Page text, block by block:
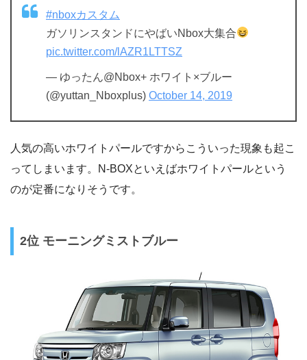
#nboxカスタム
ガソリンスタンドにやばいNbox大集合
pic.twitter.com/lAZR1LTTSZ
— ゆったん@Nbox+ ホワイト×ブルー
(@yuttan_Nboxplus) October 14, 2019
人気の高いホワイトパールですからこういった現象も起こ
ってしまいます。N-BOXといえばホワイトパールという
のが定番になりそうです。
2位 モーニングミストブルー